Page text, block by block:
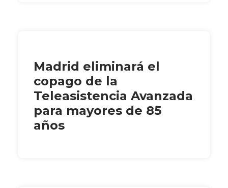
Madrid eliminará el
copago de la
Teleasistencia Avanzada
para mayores de 85
años